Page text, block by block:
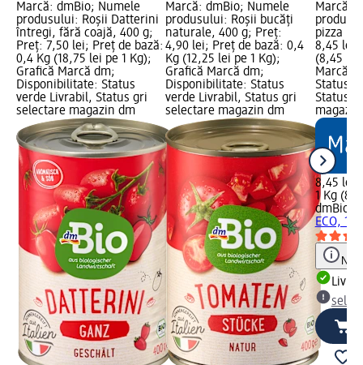
Marcă: dmBio; Numele
produsului: Roșii Datterini
întregi, fără coajă, 400 g;
Preț: 7,50 lei; Preț de bază:
0,4 Kg (18,75 lei pe 1 Kg);
Grafică Marcă dm;
Disponibilitate: Status
verde Livrabil, Status gri
selectare magazin dm
Marcă: dmBio; Numele
produsului: Roșii bucăți
naturale, 400 g; Preț:
4,90 lei; Preț de bază: 0,4
Kg (12,25 lei pe 1 Kg);
Grafică Marcă dm;
Disponibilitate: Status
verde Livrabil, Status gri
selectare magazin dm
Marcă:
pizza
8,45 lei;
(8,45 lei
Marcă
Status
Status
8,45 lei
1 Kg
dmBio
ECO, 1
Notă